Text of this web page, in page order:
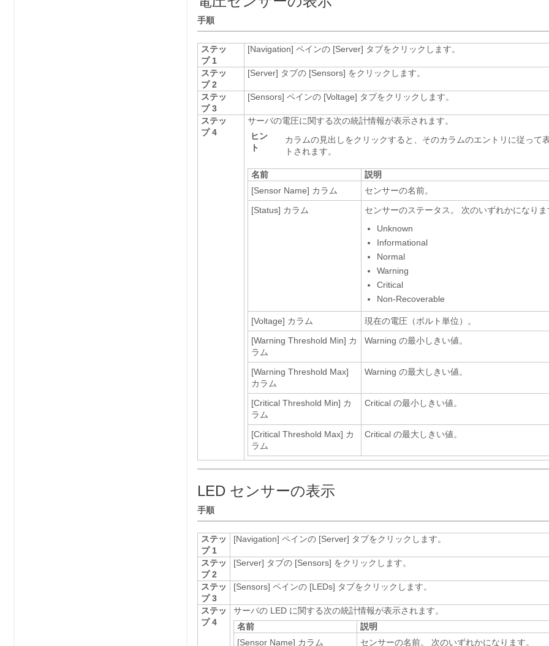
手順
ステッ
プ 1
[Navigation] ペインの [Server] タブをクリックします。
ステッ
プ 2
[Server] タブの [Sensors] をクリックします。
ステッ
プ 3
[Sensors] ペインの [Voltage] タブをクリックします。
ステッ
プ 4
サーバの電圧に関する次の統計情報が表示されます。
ヒン
ト
カラムの見出しをクリックすると、そのカラムのエントリに従って
トされます。
名前
説明
[Sensor Name] カラム
センサーの名前。
[Status] カラム
センサーのステータス。 次のいずれかになりま
Unknown
Informational
Normal
Warning
Critical
Non-Recoverable
[Voltage] カラム
現在の電圧（ボルト単位）。
[Warning Threshold Min] カ
ラム
Warning の最小しきい値。
[Warning Threshold Max]
カラム
Warning の最大しきい値。
[Critical Threshold Min] カ
ラム
Critical の最小しきい値。
[Critical Threshold Max] カ
ラム
Critical の最大しきい値。
LED センサーの表示
手順
ステッ
プ 1
[Navigation] ペインの [Server] タブをクリックします。
ステッ
プ 2
[Server] タブの [Sensors] をクリックします。
ステッ
プ 3
[Sensors] ペインの [LEDs] タブをクリックします。
ステッ
プ 4
サーバの LED に関する次の統計情報が表示されます。
名前
説明
[Sensor Name] カラム センサーの名前。 次のいずれかになります。